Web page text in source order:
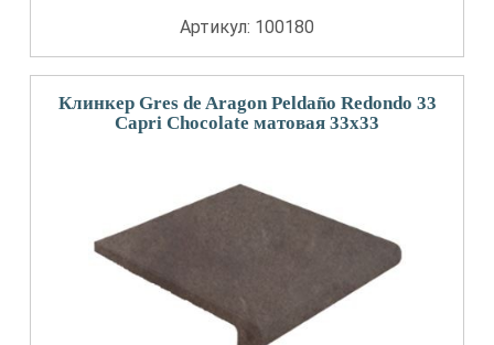
Артикул: 100180
Клинкер Gres de Aragon Peldaño Redondo 33
Capri Chocolate матовая 33x33